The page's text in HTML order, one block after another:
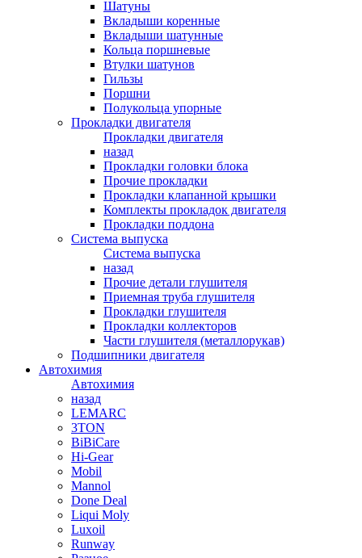
Шатуны
Вкладыши коренные
Вкладыши шатунные
Кольца поршневые
Втулки шатунов
Гильзы
Поршни
Полукольца упорные
Прокладки двигателя
Прокладки двигателя
назад
Прокладки головки блока
Прочие прокладки
Прокладки клапанной крышки
Комплекты прокладок двигателя
Прокладки поддона
Система выпуска
Система выпуска
назад
Прочие детали глушителя
Приемная труба глушителя
Прокладки глушителя
Прокладки коллекторов
Части глушителя (металлорукав)
Подшипники двигателя
Автохимия
Автохимия
назад
LEMARC
3TON
BiBiCare
Hi-Gear
Mobil
Mannol
Done Deal
Liqui Moly
Luxoil
Runway